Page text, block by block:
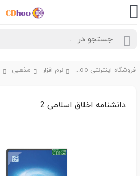
فروشگاه اینترنتی CDhoo نرم افزار مذهبی
دانشنامه اخلاق اسلامی 2